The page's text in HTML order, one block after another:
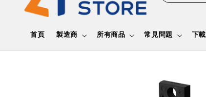
首頁 製造商 所有商品 常見問題 下